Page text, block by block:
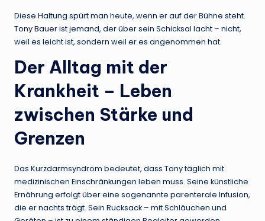
Diese Haltung spürt man heute, wenn er auf der Bühne steht.
Tony Bauerist jemand, der über sein Schicksal lacht – nicht,
weil es leicht ist, sondern weil er es angenommen hat.
Der Alltag mit der
Krankheit – Leben
zwischen Stärke und
Grenzen
Das Kurzdarmsyndrom bedeutet, dass Tony täglich mit
medizinischen Einschränkungen leben muss. Seine künstliche
Ernährung erfolgt über eine sogenannte parenterale Infusion,
die er nachts trägt. Sein Rucksack – mit Schläuchen und